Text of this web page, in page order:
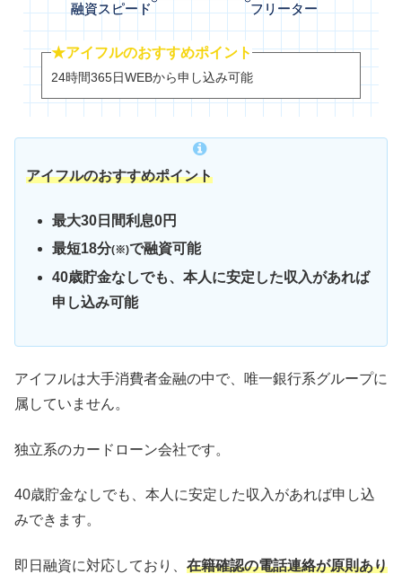
★アイフルのおすすめポイント
24時間365日WEBから申し込み可能
アイフルのおすすめポイント
最大30日間利息0円
最短18分(※)で融資可能
40歳貯金なしでも、本人に安定した収入があれば
申し込み可能
アイフルは大手消費者金融の中で、唯一銀行系グループに
属していません。
独立系のカードローン会社です。
40歳貯金なしでも、本人に安定した収入があれば申し込
みできます。
即日融資に対応しており、 在籍確認の電話連絡が原則あり